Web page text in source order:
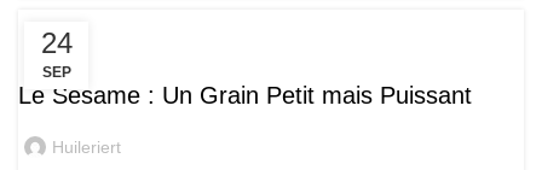
24
SEP
PRODUITS
Le Sésame : Un Grain Petit mais Puissant
Huileriert